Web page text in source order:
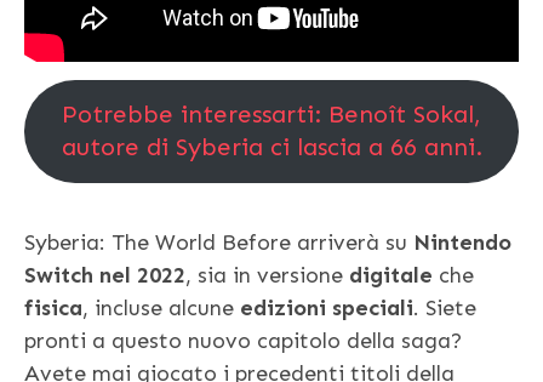
Potrebbe interessarti: Benoît Sokal,
autore di Syberia ci lascia a 66 anni.
Syberia: The World Before arriverà su Nintendo
Switch nel 2022, sia in versione digitale che
fisica, incluse alcune edizioni speciali. Siete
pronti a questo nuovo capitolo della saga?
Avete mai giocato i precedenti titoli della